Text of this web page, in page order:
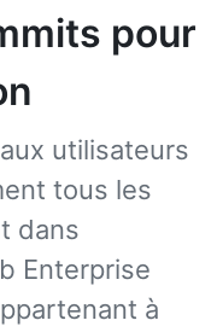
pour
utilisateurs
tous les
dans
Enterprise
à